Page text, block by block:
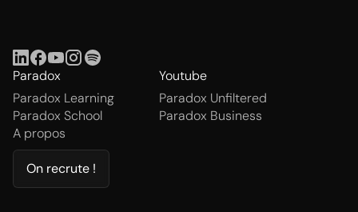
Paradox
Paradox Learning
Paradox School
A propos
On recrute !
Youtube
Paradox Unfiltered
Paradox Business